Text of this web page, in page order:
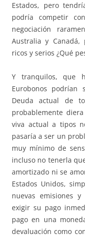
Estados, pero
podría competir
negociación
Australia y Canadá,
ricos y serios ¿Qué
Y tranquilos, que
Eurobonos
Deuda actual de
probablemente
viva actual a tipos
pasaría a ser un
muy mínimo de
incluso no tenerla
amortizado ni se
Estados Unidos,
nuevas emisiones
exigir su pago
pago en una
devaluación como